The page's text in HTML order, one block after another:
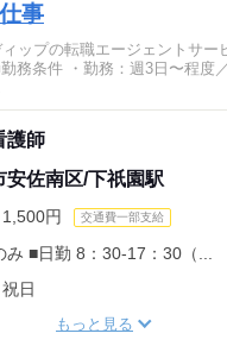
事
ップの転職エージェントサー
務条件 ・勤務：週3日〜程度
護師
安佐南区/下祇園駅
円 交通費一部支給
み ■日勤 8：30-17：30（...
日
もっと見る